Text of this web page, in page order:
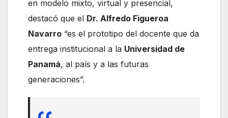
en modelo mixto, virtual y presencial,
destacó que el Dr. Alfredo Figueroa
Navarro “es el prototipo del docente que da
entrega institucional a la Universidad de
Panamá, al país y a las futuras
generaciones”.